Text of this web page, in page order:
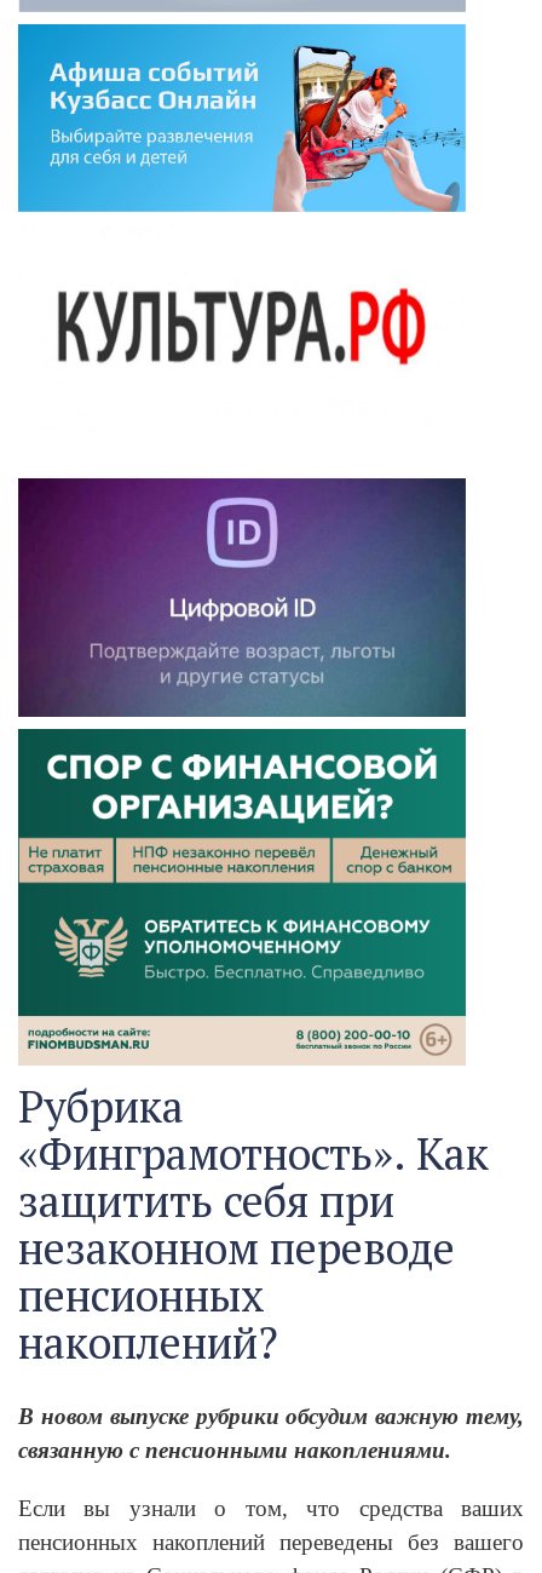
Рубрика
«Финграмотность». Как
защитить себя при
незаконном переводе
пенсионных
накоплений?
В новом выпуске рубрики обсудим важную тему,
связанную с пенсионными накоплениями.
Если вы узнали о том, что средства ваших
пенсионных накоплений переведены без вашего